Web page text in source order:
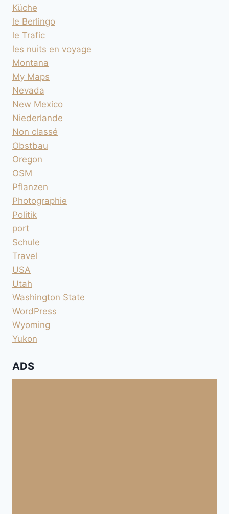
Küche
le Berlingo
le Trafic
les nuits en voyage
Montana
My Maps
Nevada
New Mexico
Niederlande
Non classé
Obstbau
Oregon
OSM
Pflanzen
Photographie
Politik
port
Schule
Travel
USA
Utah
Washington State
WordPress
Wyoming
Yukon
ADS